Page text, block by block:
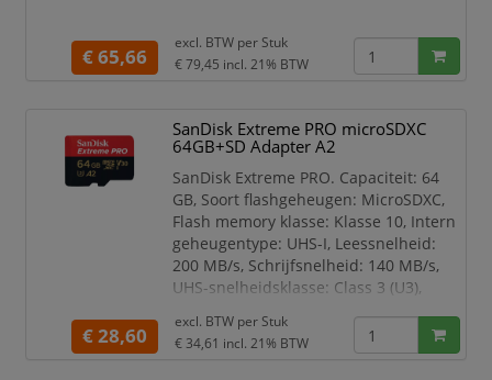
€ 65,66
excl. BTW per Stuk
€ 79,45 incl. 21% BTW
SanDisk Extreme PRO microSDXC
64GB+SD Adapter A2
SanDisk Extreme PRO. Capaciteit: 64
GB, Soort flashgeheugen: MicroSDXC,
Flash memory klasse: Klasse 10, Intern
geheugentype: UHS-I, Leessnelheid:
200 MB/s, Schrijfsnelheid: 140 MB/s,
UHS-snelheidsklasse: Class 3 (U3),
Veiligheidsfunties: Schokbestendig,
Temperatuurbestendig,
€ 28,60
excl. BTW per Stuk
€ 34,61 incl. 21% BTW